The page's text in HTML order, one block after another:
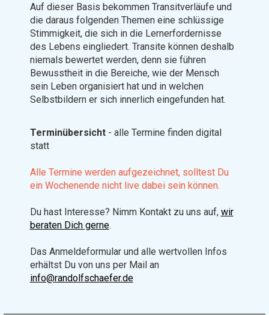
Auf dieser Basis bekommen Transitverläufe und
die daraus folgenden Themen eine schlüssige
Stimmigkeit, die sich in die Lernerfordernisse
des Lebens eingliedert. Transite können deshalb
niemals bewertet werden, denn sie führen
Bewusstheit in die Bereiche, wie der Mensch
sein Leben organisiert hat und in welchen
Selbstbildern er sich innerlich eingefunden hat.
Terminübersicht - alle Termine finden digital
statt
Alle Termine werden aufgezeichnet, solltest Du
ein Wochenende nicht live dabei sein können.
Du hast Interesse? Nimm Kontakt zu uns auf, wir
beraten Dich gerne.
Das Anmeldeformular und alle wertvollen Infos
erhältst Du von uns per Mail an
info@randolfschaefer.de